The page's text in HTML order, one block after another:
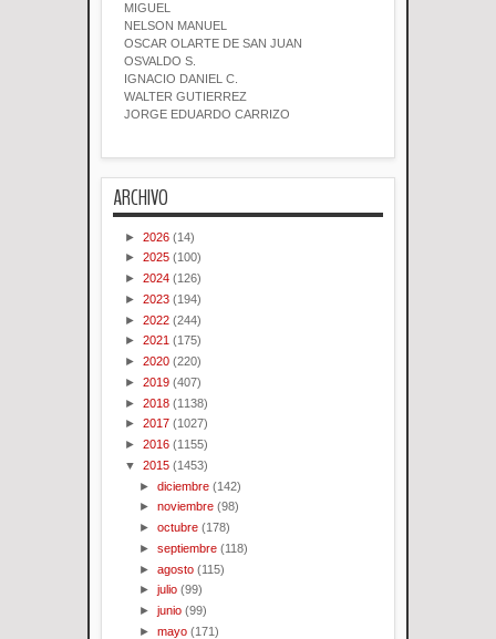
MIGUEL
NELSON MANUEL
OSCAR OLARTE DE SAN JUAN
OSVALDO S.
IGNACIO DANIEL C.
WALTER GUTIERREZ
JORGE EDUARDO CARRIZO
ARCHIVO
► 2026 (14)
► 2025 (100)
► 2024 (126)
► 2023 (194)
► 2022 (244)
► 2021 (175)
► 2020 (220)
► 2019 (407)
► 2018 (1138)
► 2017 (1027)
► 2016 (1155)
▼ 2015 (1453)
►diciembre (142)
►noviembre (98)
►octubre (178)
►septiembre (118)
►agosto (115)
►julio (99)
►junio (99)
►mayo (171)